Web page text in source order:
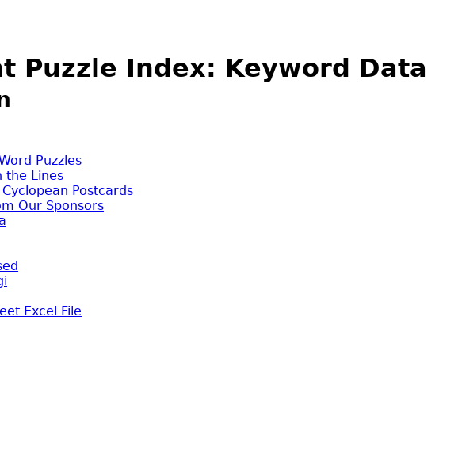
Puzzle Index: Keyword Data
Puzzles
the Lines
Postcards
Our Sponsors
Excel File